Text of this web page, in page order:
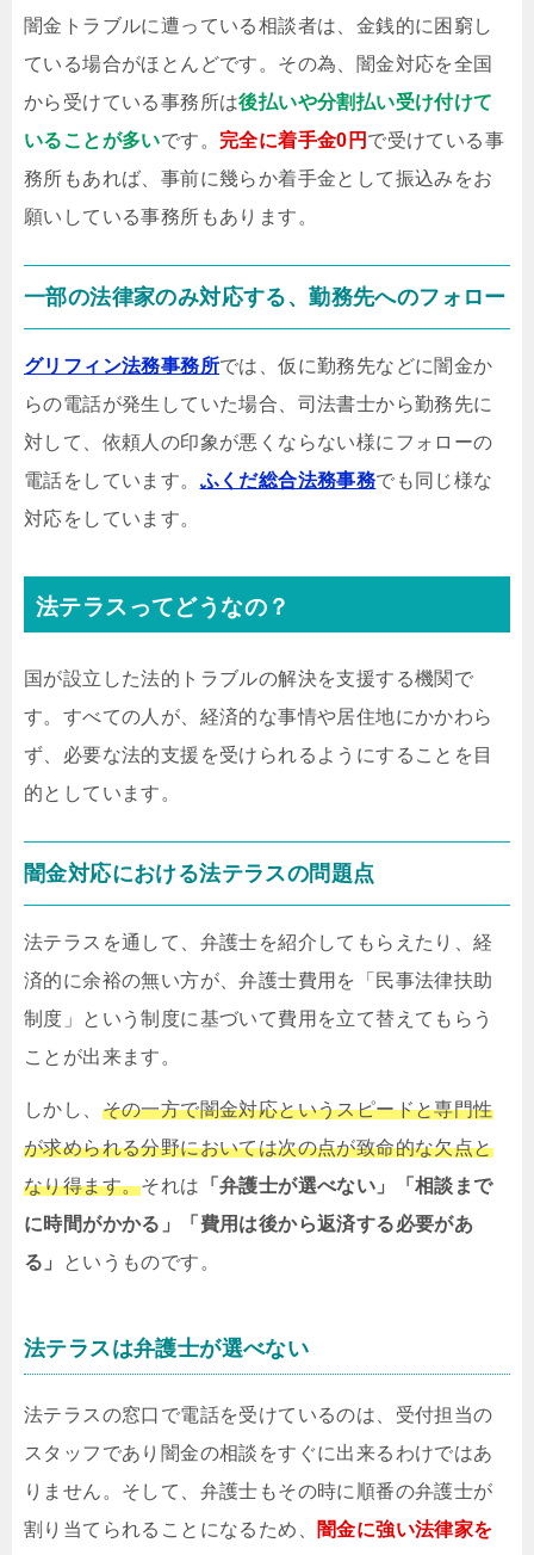
闇金トラブルに遭っている相談者は、金銭的に困窮し
ている場合がほとんどです。その為、闇金対応を全国
から受けている事務所は後払いや分割払い受け付けて
いることが多いです。 完全に着手金0円 で受けている事
務所もあれば、事前に幾らか着手金として振込みをお
願いしている事務所もあります。
一部の法律家のみ対応する、勤務先へのフォロー
グリフィン法務事務所では、仮に勤務先などに闇金か
らの電話が発生していた場合、司法書士から勤務先に
対して、依頼人の印象が悪くならない様にフォローの
電話をしています。 ふくだ総合法務事務でも同じ様な
対応をしています。
法テラスってどうなの？
国が設立した法的トラブルの解決を支援する機関で
す。すべての人が、経済的な事情や居住地にかかわら
ず、必要な法的支援を受けられるようにすることを目
的としています。
闇金対応における法テラスの問題点
法テラスを通して、弁護士を紹介してもらえたり、経
済的に余裕の無い方が、弁護士費用を「民事法律扶助
制度」という制度に基づいて費用を立て替えてもらう
ことが出来ます。
しかし、 その一方で闇金対応というスピードと専門性
が求められる分野においては次の点が致命的な欠点と
なり得ます。それは 「弁護士が選べない」「相談まで
に時間がかかる」「費用は後から返済する必要があ
る」
というものです。
法テラスは弁護士が選べない
法テラスの窓口で電話を受けているのは、受付担当の
スタッフであり闇金の相談をすぐに出来るわけではあ
りません。そして、弁護士もその時に順番の弁護士が
割り当てられることになるため、
闇金に強い法律家を